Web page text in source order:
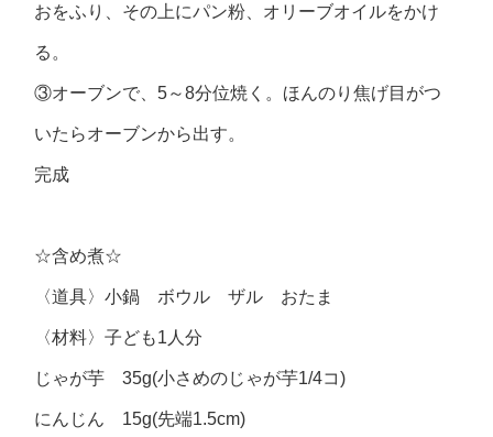
おをふり、その上にパン粉、オリーブオイルをかけ
る。
③オーブンで、5～8分位焼く。ほんのり焦げ目がつ
いたらオーブンから出す。
完成
☆含め煮☆
〈道具〉小鍋 ボウル ザル おたま
〈材料〉子ども1人分
じゃが芋 35g(小さめのじゃが芋1/4コ)
にんじん 15g(先端1.5cm)